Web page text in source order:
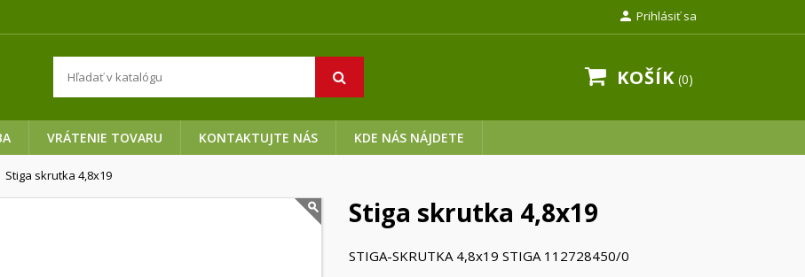
 Prihlásiť sa
KOŠÍK 0
VRÁTENIE TOVARU KONTAKTUJTE NÁS KDE NÁS NÁJDETE
Stiga skrutka 4,8x19
Stiga skrutka 4,8x19
STIGA-SKRUTKA 4,8x19 STIGA 112728450/0